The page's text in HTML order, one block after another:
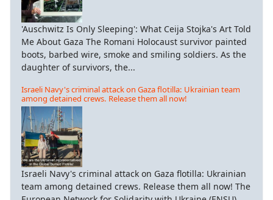
'Auschwitz Is Only Sleeping': What Ceija Stojka's Art Told
Me About Gaza The Romani Holocaust survivor painted
boots, barbed wire, smoke and smiling soldiers. As the
daughter of survivors, the...
Israeli Navy's criminal attack on Gaza flotilla: Ukrainian team
among detained crews. Release them all now!
Israeli Navy's criminal attack on Gaza flotilla: Ukrainian
team among detained crews. Release them all now! The